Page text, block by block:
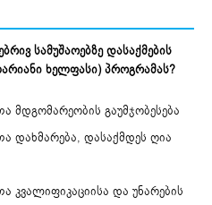
სამუშაოებზე დასაქმების
ხელფასი) პროგრამას?
გაუმჯობესება
დახმარება, დასაქმდეს ღია
და უნარების